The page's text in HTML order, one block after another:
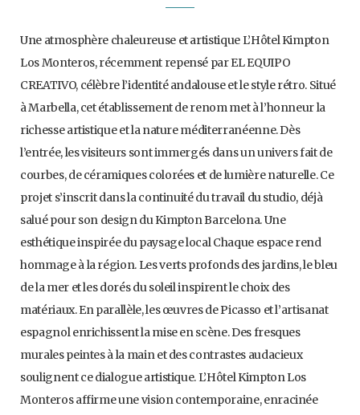
Une atmosphère chaleureuse et artistique L’Hôtel Kimpton
Los Monteros, récemment repensé par EL EQUIPO
CREATIVO, célèbre l’identité andalouse et le style rétro. Situé
à Marbella, cet établissement de renom met à l’honneur la
richesse artistique et la nature méditerranéenne. Dès
l’entrée, les visiteurs sont immergés dans un univers fait de
courbes, de céramiques colorées et de lumière naturelle. Ce
projet s’inscrit dans la continuité du travail du studio, déjà
salué pour son design du Kimpton Barcelona. Une
esthétique inspirée du paysage local Chaque espace rend
hommage à la région. Les verts profonds des jardins, le bleu
de la mer et les dorés du soleil inspirent le choix des
matériaux. En parallèle, les œuvres de Picasso et l’artisanat
espagnol enrichissent la mise en scène. Des fresques
murales peintes à la main et des contrastes audacieux
soulignent ce dialogue artistique. L’Hôtel Kimpton Los
Monteros affirme une vision contemporaine, enracinée